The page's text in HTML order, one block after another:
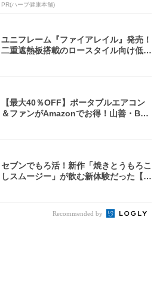
PR(ハーブ健康本舗)
ユニフレーム『ファイアレイル』発売！
二重遮熱板搭載のロースタイル向け低型
【最大40％OFF】ポータブルエアコン
＆ファンがAmazonでお得！山善・Bo
セブンでもろ活！新作「焼きとうもろこ
しスムージー」が飲む新体験だった【東
Recommended by